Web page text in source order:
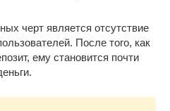
черт является отсутствие
После того, как
ему становится почти